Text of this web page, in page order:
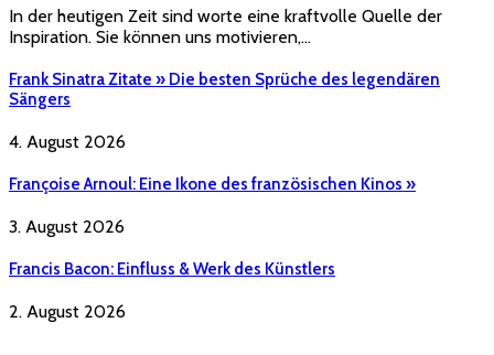
In der heutigen Zeit sind worte eine kraftvolle Quelle der
Inspiration. Sie können uns motivieren,…
Frank Sinatra Zitate » Die besten Sprüche des legendären
Sängers
4. August 2026
Françoise Arnoul: Eine Ikone des französischen Kinos »
3. August 2026
Francis Bacon: Einfluss & Werk des Künstlers
2. August 2026